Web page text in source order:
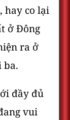
hay co lại
ở Ðông
ra ở
ba.
đầy đủ
vui